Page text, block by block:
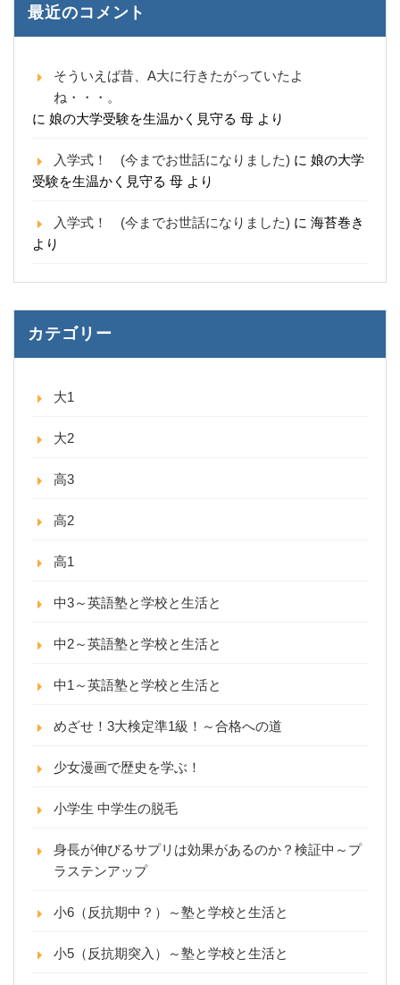
最近のコメント
そういえば昔、A大に行きたがっていたよ
ね・・・。
に 娘の大学受験を生温かく見守る 母 より
入学式！ (今までお世話になりました) に 娘の大学
受験を生温かく見守る 母 より
入学式！ (今までお世話になりました) に 海苔巻き
より
カテゴリー
大1
大2
高3
高2
高1
中3～英語塾と学校と生活と
中2～英語塾と学校と生活と
中1～英語塾と学校と生活と
めざせ！3大検定準1級！～合格への道
少女漫画で歴史を学ぶ！
小学生 中学生の脱毛
身長が伸びるサプリは効果があるのか？検証中～プ
ラステンアップ
小6（反抗期中？）～塾と学校と生活と
小5（反抗期突入）～塾と学校と生活と